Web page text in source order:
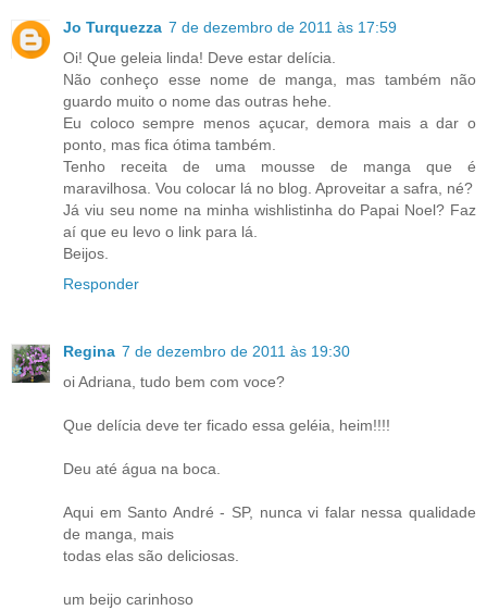
Jo Turquezza 7 de dezembro de 2011 às 17:59
Oi! Que geleia linda! Deve estar delícia.
Não conheço esse nome de manga, mas também não
guardo muito o nome das outras hehe.
Eu coloco sempre menos açucar, demora mais a dar o
ponto, mas fica ótima também.
Tenho receita de uma mousse de manga que é
maravilhosa. Vou colocar lá no blog. Aproveitar a safra, né?
Já viu seu nome na minha wishlistinha do Papai Noel? Faz
aí que eu levo o link para lá.
Beijos.
Responder
Regina 7 de dezembro de 2011 às 19:30
oi Adriana, tudo bem com voce?
Que delícia deve ter ficado essa geléia, heim!!!!
Deu até água na boca.
Aqui em Santo André - SP, nunca vi falar nessa qualidade
de manga, mais
todas elas são deliciosas.
um beijo carinhoso